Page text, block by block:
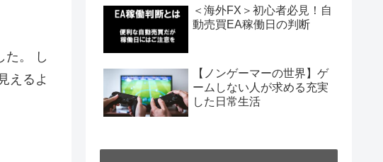
た。 し
えるよ
＜海外FX＞初心者必見！自
動売買EA稼働日の判断
【ノンゲーマーの世界】ゲ
ームしない人が求める充実
した日常生活